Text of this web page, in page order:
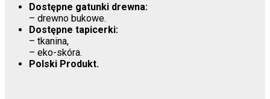
Dostępne gatunki drewna:
– drewno bukowe.
Dostępne tapicerki:
– tkanina,
– eko-skóra.
Polski Produkt.